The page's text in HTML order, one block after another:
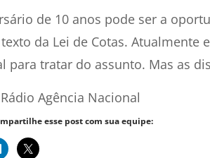
de 10 anos pode ser a
da Lei de Cotas. Atualmente
para tratar do assunto. Mas as
Agência Nacional
esse post com sua equipe: